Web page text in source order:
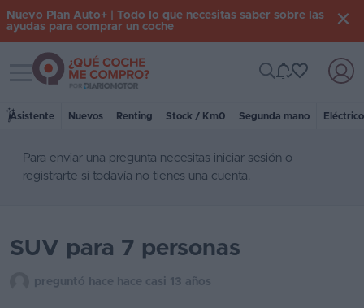
Iniciar
Inicio
Renting
Suscripción
Nuevo Plan Auto+ | Todo lo que necesitas saber sobre las
ayudas para comprar un coche
Toggle navigation
Asistente Nuevos Renting Stock / Km0 Segunda mano
Para enviar una pregunta necesitas iniciar sesión o
registrarte si todavía no tienes una cuenta.
SUV para 7 personas
preguntó hace hace casi 13 años